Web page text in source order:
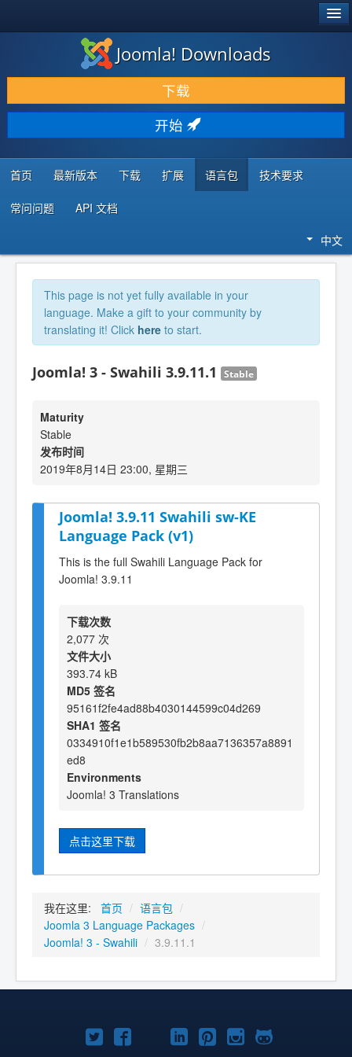
下载 & 扩展
发现 & 学习
社区 & 支持
开发者资源
Joomla! Downloads
下载
开始
首页 最新版本 下载 扩展 语言包 技术要求
常问问题 API 文档
中文
This page is not yet fully available in your
language. Make a gift to your community by
translating it! Click here to start.
Joomla! 3 - Swahili 3.9.11.1 Stable
Maturity
Stable
发布时间
2019年8月14日 23:00, 星期三
Joomla! 3.9.11 Swahili sw-KE
Language Pack (v1)
This is the full Swahili Language Pack for
Joomla! 3.9.11
下载次数
2,077 次
文件大小
393.74 kB
MD5 签名
95161f2fe4ad88b4030144599c04d269
SHA1 签名
0334910f1e1b589530fb2b8aa7136357a8891
ed8
Environments
Joomla! 3 Translations
点击这里下载
我在这里: 首页 / 语言包 /
Joomla 3 Language Packages /
Joomla! 3 - Swahili / 3.9.11.1
TwitterFacebookYouTube
LinkedIn
Pinterest
Instagram
GitHub